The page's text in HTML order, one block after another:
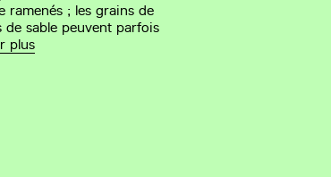
ramenés ; les grains de
sable peuvent parfois
plus